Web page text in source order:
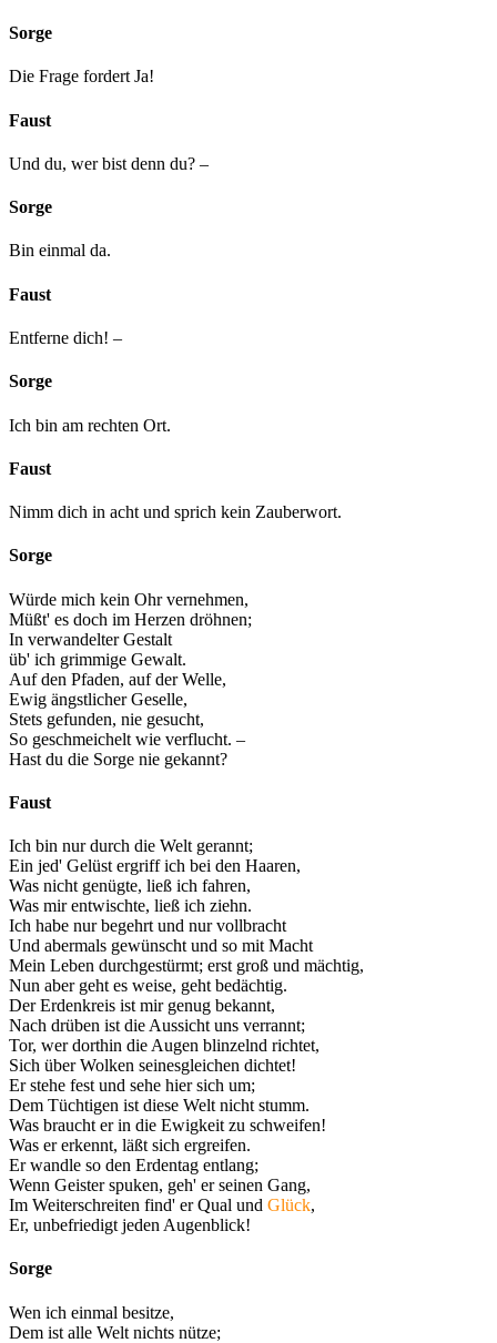
Sorge
Die Frage fordert Ja!
Faust
Und du, wer bist denn du? –
Sorge
Bin einmal da.
Faust
Entferne dich! –
Sorge
Ich bin am rechten Ort.
Faust
Nimm dich in acht und sprich kein Zauberwort.
Sorge
Würde mich kein Ohr vernehmen,
Müßt' es doch im Herzen dröhnen;
In verwandelter Gestalt
üb' ich grimmige Gewalt.
Auf den Pfaden, auf der Welle,
Ewig ängstlicher Geselle,
Stets gefunden, nie gesucht,
So geschmeichelt wie verflucht. –
Hast du die Sorge nie gekannt?
Faust
Ich bin nur durch die Welt gerannt;
Ein jed' Gelüst ergriff ich bei den Haaren,
Was nicht genügte, ließ ich fahren,
Was mir entwischte, ließ ich ziehn.
Ich habe nur begehrt und nur vollbracht
Und abermals gewünscht und so mit Macht
Mein Leben durchgestürmt; erst groß und mächtig,
Nun aber geht es weise, geht bedächtig.
Der Erdenkreis ist mir genug bekannt,
Nach drüben ist die Aussicht uns verrannt;
Tor, wer dorthin die Augen blinzelnd richtet,
Sich über Wolken seinesgleichen dichtet!
Er stehe fest und sehe hier sich um;
Dem Tüchtigen ist diese Welt nicht stumm.
Was braucht er in die Ewigkeit zu schweifen!
Was er erkennt, läßt sich ergreifen.
Er wandle so den Erdentag entlang;
Wenn Geister spuken, geh' er seinen Gang,
Im Weiterschreiten find' er Qual und Glück,
Er, unbefriedigt jeden Augenblick!
Sorge
Wen ich einmal besitze,
Dem ist alle Welt nichts nütze;